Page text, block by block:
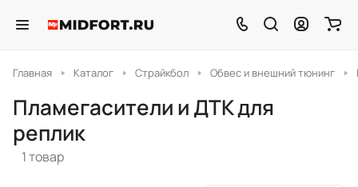
Главная Каталог Страйкбол Обвес и внешний тюнинг
Пламегасители и ДТК для
реплик
1 товар